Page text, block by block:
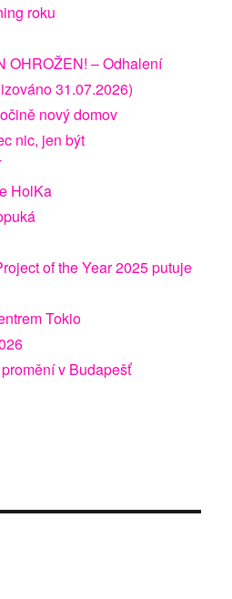
roku
OHROŽEN! – Odhalení
31.07.2026)
nový domov
nic, jen být
HolKa
of the Year 2025 putuje
Tokio
v Budapešť